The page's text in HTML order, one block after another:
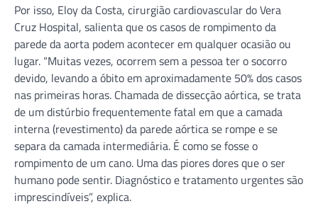
Por isso, Eloy da Costa, cirurgião cardiovascular do Vera
Cruz Hospital, salienta que os casos de rompimento da
parede da aorta podem acontecer em qualquer ocasião ou
lugar. “Muitas vezes, ocorrem sem a pessoa ter o socorro
devido, levando a óbito em aproximadamente 50% dos casos
nas primeiras horas. Chamada de dissecção aórtica, se trata
de um distúrbio frequentemente fatal em que a camada
interna (revestimento) da parede aórtica se rompe e se
separa da camada intermediária. É como se fosse o
rompimento de um cano. Uma das piores dores que o ser
humano pode sentir. Diagnóstico e tratamento urgentes são
imprescindíveis”, explica.